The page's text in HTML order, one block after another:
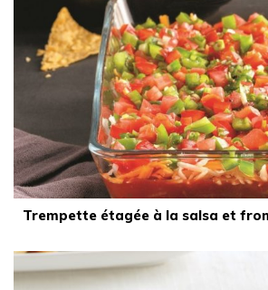
Trempette étagée à la salsa et